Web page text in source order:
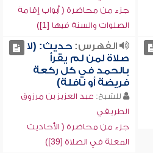
جزء من محاضرة ( أبواب إقامة
الصلوات والسنة فيها [1])
الفهرس:حديث: (لا
صلاة لمن لم يقرأ
بالحمد في كل ركعة
فريضة أو نافلة)
للشيخ: عبد العزيز بن مرزوق
الطريفي
جزء من محاضرة ( الأحاديث
المعلة في الصلاة [39])